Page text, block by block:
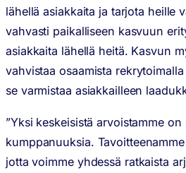
lähellä asiakkaita ja tarjota heille
vahvasti paikalliseen kasvuun
asiakkaita lähellä heitä. Kasvun
vahvistaa osaamista
se varmistaa asiakkailleen
”Yksi keskeisistä arvoistamme
kumppanuuksia.
jotta voimme yhdessä ratkaista